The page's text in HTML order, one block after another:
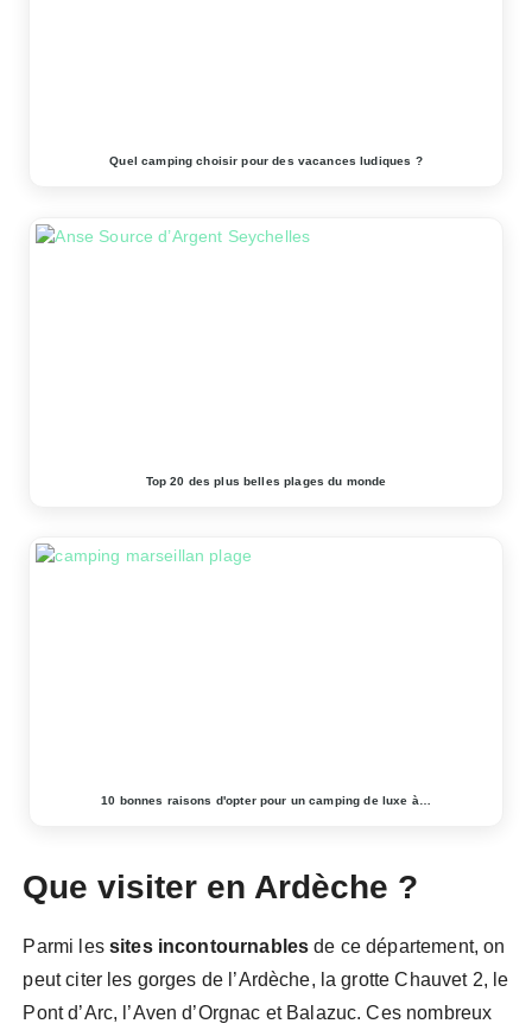
Quel camping choisir pour des vacances ludiques ?
Top 20 des plus belles plages du monde
10 bonnes raisons d'opter pour un camping de luxe à…
Que visiter en Ardèche ?
Parmi les sites incontournables de ce département, on
peut citer les gorges de l’Ardèche, la grotte Chauvet 2, le
Pont d’Arc, l’Aven d’Orgnac et Balazuc. Ces nombreux